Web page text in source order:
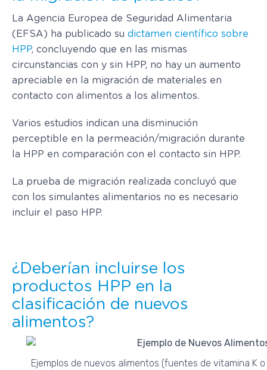
La Agencia Europea de Seguridad Alimentaria
(EFSA) ha publicado su dictamen científico sobre
HPP, concluyendo que en las mismas
circunstancias con y sin HPP, no hay un aumento
apreciable en la migración de materiales en
contacto con alimentos a los alimentos.
Varios estudios indican una disminución
perceptible en la permeación/migración durante
la HPP en comparación con el contacto sin HPP.
La prueba de migración realizada concluyó que
con los simulantes alimentarios no es necesario
incluir el paso HPP.
¿Deberían incluirse los
productos HPP en la
clasificación de nuevos
alimentos?
Ejemplos de nuevos alimentos (fuentes de vitamina K o